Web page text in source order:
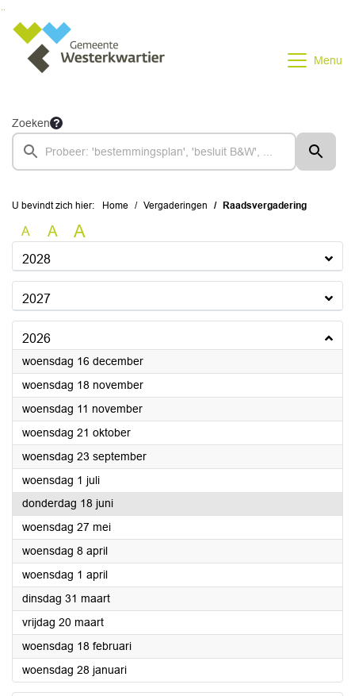
Menu
Zoeken
U bevindt zich hier: Home Vergaderingen Raadsvergadering
A A A
2028
2027
2026
woensdag 16 december2026
woensdag 18 november2026
woensdag 11 november2026
woensdag 21 oktober2026
woensdag 23 september2026
woensdag 1 juli2026
donderdag 18 juni2026
woensdag 27 mei2026
woensdag 8 april2026
woensdag 1 april2026
dinsdag 31 maart2026
vrijdag 20 maart2026
woensdag 18 februari2026
woensdag 28 januari2026